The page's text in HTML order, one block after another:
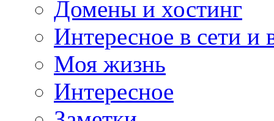
Домены и хостинг
Интересное в сети и
Моя жизнь
Интересное